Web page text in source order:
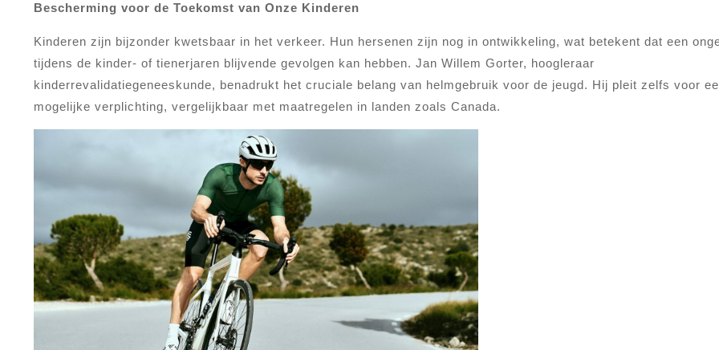
Bescherming voor de Toekomst van Onze Kinderen
Kinderen zijn bijzonder kwetsbaar in het verkeer. Hun hersenen zijn nog in ontwikkeling, wat betekent dat een
tijdens de kinder- of tienerjaren blijvende gevolgen kan hebben. Jan Willem Gorter, hoogleraar
kinderrevalidatiegeneeskunde, benadrukt het cruciale belang van helmgebruik voor de jeugd. Hij pleit zelfs voor
mogelijke verplichting, vergelijkbaar met maatregelen in landen zoals Canada.